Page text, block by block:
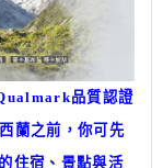
品質認證
蘭之前，你可先
住宿、景點與活